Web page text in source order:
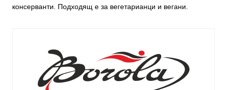
консерванти. Подходящ е за вегетарианци и вегани.